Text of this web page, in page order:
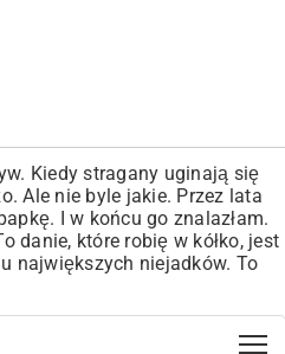
Kiedy stragany uginają się
Ale nie byle jakie. Przez lata
I w końcu go znalazłam.
danie, które robię w kółko, jest
największych niejadków. To